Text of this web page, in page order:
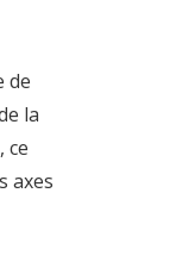
de
la
ce
axes